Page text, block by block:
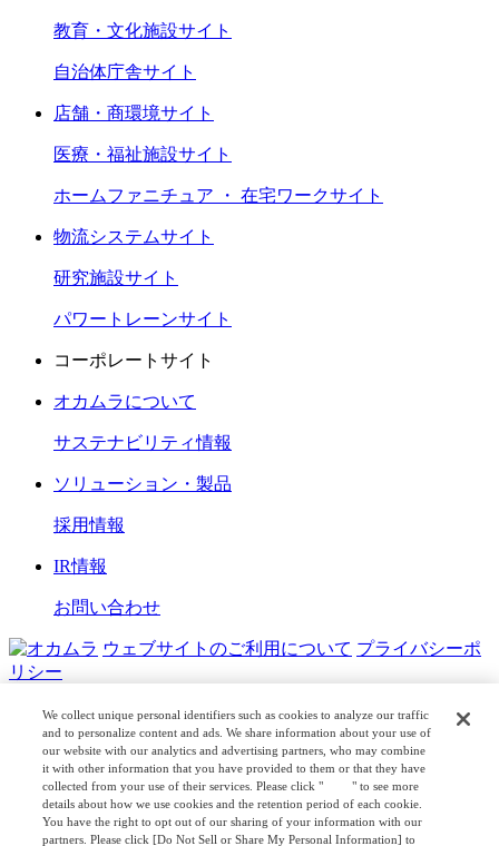
教育・文化施設サイト
自治体庁舎サイト
店舗・商環境サイト
医療・福祉施設サイト
ホームファニチュア ・ 在宅ワークサイト
物流システムサイト
研究施設サイト
パワートレーンサイト
コーポレートサイト
オカムラについて
サステナビリティ情報
ソリューション・製品
採用情報
IR情報
お問い合わせ
ウェブサイトのご利用について プライバシーポ
リシー
COPYRIGHT © OKAMURA CORPORATION. ALL RIGHTS
RESERVED.
日本公式 企業広報
We collect unique personal identifiers such as cookies to analyze our traffic
and to personalize content and ads. We share information about your use of
our website with our analytics and advertising partners, who may combine
it with other information that you have provided to them or that they have
collected from your use of their services. Please click "
here" to see more
details about how we use cookies and the retention period of each cookie.
You have the right to opt out of our sharing of your information with our
partners. Please click [Do Not Sell or Share My Personal Information] to